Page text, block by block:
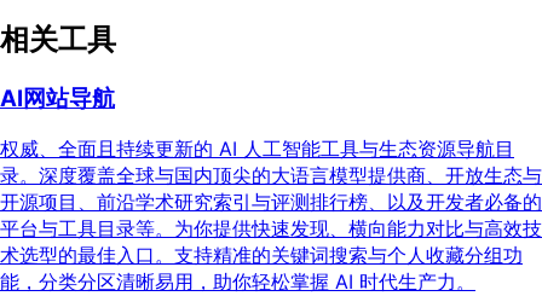
相关工具
AI网站导航
权威、全面且持续更新的 AI 人工智能工具与生态资源导航目
录。深度覆盖全球与国内顶尖的大语言模型提供商、开放生态与
开源项目、前沿学术研究索引与评测排行榜、以及开发者必备的
平台与工具目录等。为你提供快速发现、横向能力对比与高效技
术选型的最佳入口。支持精准的关键词搜索与个人收藏分组功
能，分类分区清晰易用，助你轻松掌握 AI 时代生产力。